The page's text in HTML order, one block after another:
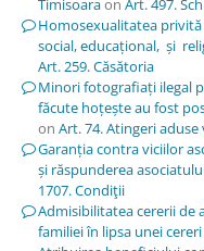
Timisoaraon Art. 497.
Homosexualitatea
social, educațional, și
Art. 259. Căsătoria
Minori fotografiați ilegal
făcute hoțește au fost
on Art. 74. Atingeri
Garanția contra viciilor
și răspunderea
1707. Condiţii
Admisibilitatea cererii
familiei în lipsa unei cereri